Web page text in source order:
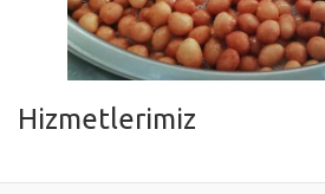
Hizmetlerimiz